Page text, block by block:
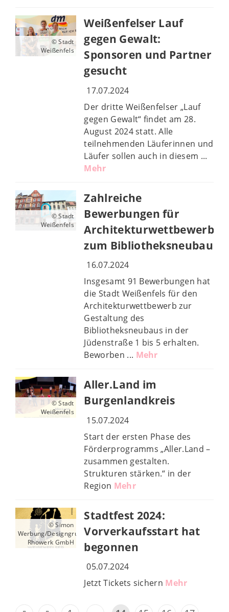
© Stadt
Weißenfels
Weißenfelser Lauf
gegen Gewalt:
Sponsoren und Partner
gesucht
17.07.2024
Der dritte Weißenfelser „Lauf
gegen Gewalt“ findet am 28.
August 2024 statt. Alle
teilnehmenden Läuferinnen und
Läufer sollen auch in diesem ...
Mehr
© Stadt
Weißenfels
Zahlreiche
Bewerbungen für
Architekturwettbewerb
zum Bibliotheksneubau
16.07.2024
Insgesamt 91 Bewerbungen hat
die Stadt Weißenfels für den
Architekturwettbewerb zur
Gestaltung des
Bibliotheksneubaus in der
Jüdenstraße 1 bis 5 erhalten.
Beworben ... Mehr
© Stadt
Weißenfels
Aller.Land im
Burgenlandkreis
15.07.2024
Start der ersten Phase des
Förderprogramms „Aller.Land –
zusammen gestalten.
Strukturen stärken.“ in der
Region Mehr
© Simon
Werbung/Designgrundlage
Rhowerk GmbH
Stadtfest 2024:
Vorverkaufsstart hat
begonnen
05.07.2024
Jetzt Tickets sichern Mehr